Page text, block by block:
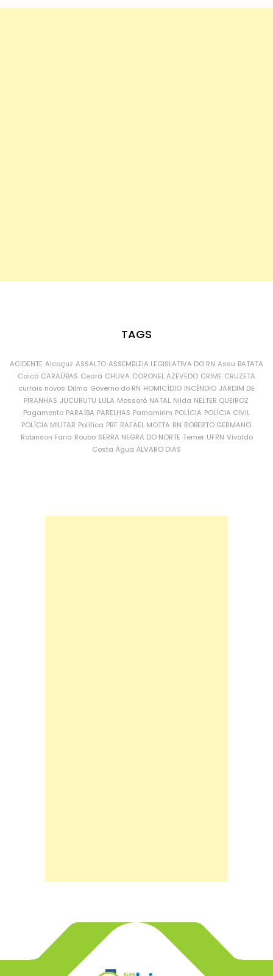
TAGS
ACIDENTE Alcaçuz ASSALTO ASSEMBLEIA LEGISLATIVA DO RN Assu BATATA
Caicó CARAÚBAS Ceará CHUVA CORONEL AZEVEDO CRIME CRUZETA
currais novos Dilma Governo do RN HOMICÍDIO INCÊNDIO JARDIM DE
PIRANHAS JUCURUTU LULA Mossoró NATAL Nilda NÉLTER QUEIROZ
Pagamento PARAÍBA PARELHAS Parnamirim POLÍCIA POLÍCIA CIVIL
POLÍCIA MILITAR Política PRF RAFAEL MOTTA RN ROBERTO GERMANO
Robinson Faria Roubo SERRA NEGRA DO NORTE Temer UFRN Vivaldo
Costa Água ÁLVARO DIAS